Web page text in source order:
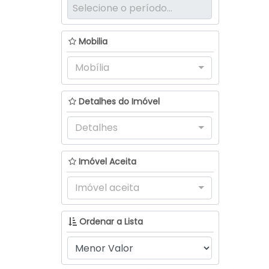
Santo Antônio (1)
Trombudo Central (2)
Centro (1)
Vila Nova (1)
Agrolândia (1)
Ipiranga (1)
Ascurra (1)
Centro (1)
Aurora (1)
Centro (1)
Porto Belo (1)
Jardim Dourado (1)
Mobilia
Mobília
Detalhes do Imóvel
Detalhes
Imóvel Aceita
Imóvel aceita
Ordenar a Lista